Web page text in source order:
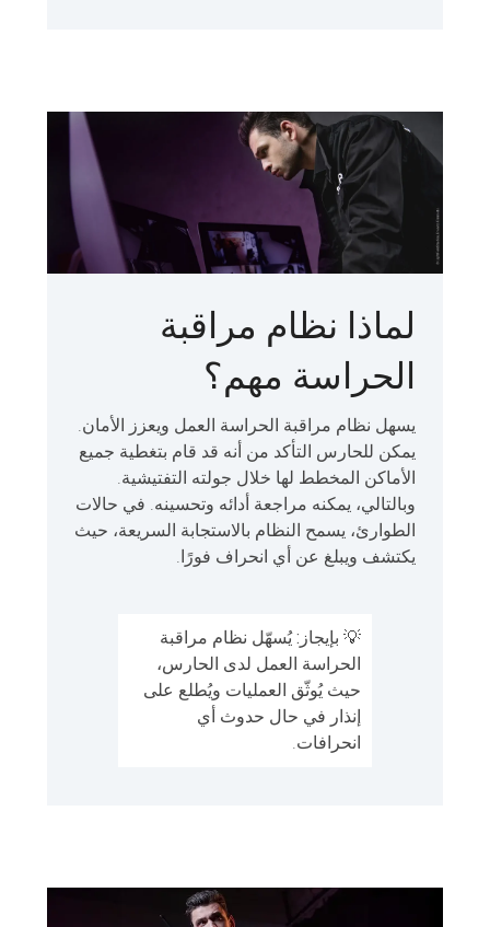
لماذا نظام مراقبة
الحراسة مهم؟
يسهل نظام مراقبة الحراسة العمل ويعزز الأمان.
يمكن للحارس التأكد من أنه قد قام بتغطية جميع
الأماكن المخطط لها خلال جولته التفتيشية.
وبالتالي، يمكنه مراجعة أدائه وتحسينه. في حالات
الطوارئ، يسمح النظام بالاستجابة السريعة، حيث
يكتشف ويبلغ عن أي انحراف فورًا.
💡 بإيجاز:يُسهّل نظام مراقبة
الحراسة العمل لدى الحارس،
حيث يُوثّق العمليات ويُطلع على
إنذار في حال حدوث أي
انحرافات.